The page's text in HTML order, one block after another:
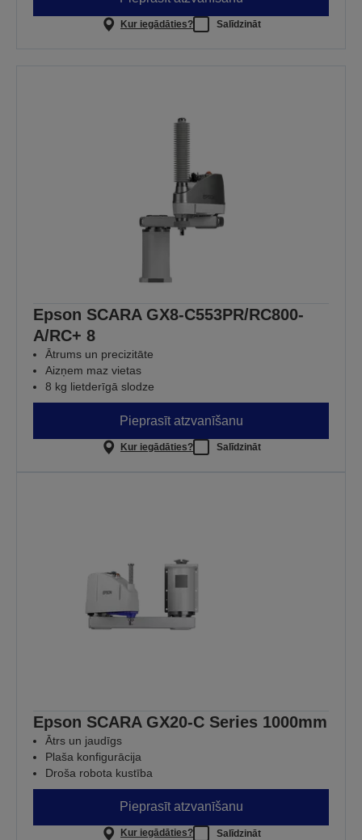
Kur iegādāties? Salīdzināt
Epson SCARA GX8-C553PR/RC800-
A/RC+ 8
Ātrums un precizitāte
Aizņem maz vietas
8 kg lietderīgā slodze
Pieprasīt atzvanīšanu
Kur iegādāties? Salīdzināt
Epson SCARA GX20-C Series 1000mm
Ātrs un jaudīgs
Plaša konfigurācija
Droša robota kustība
Pieprasīt atzvanīšanu
Kur iegādāties? Salīdzināt